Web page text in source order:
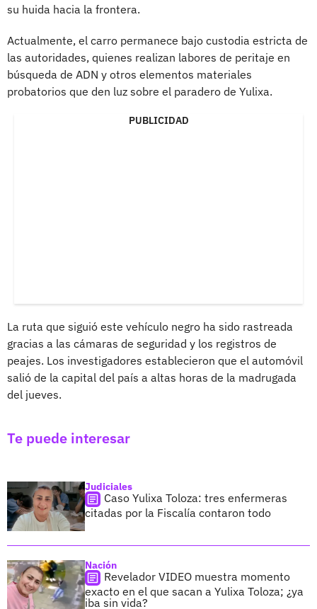
su huida hacia la frontera.
Actualmente, el carro permanece bajo custodia estricta de
las autoridades, quienes realizan labores de peritaje en
búsqueda de ADN y otros elementos materiales
probatorios que den luz sobre el paradero de Yulixa.
PUBLICIDAD
La ruta que siguió este vehículo negro ha sido rastreada
gracias a las cámaras de seguridad y los registros de
peajes. Los investigadores establecieron que el automóvil
salió de la capital del país a altas horas de la madrugada
del jueves.
Te puede interesar
Judiciales
Caso Yulixa Toloza: tres enfermeras
citadas por la Fiscalía contaron todo
Nación
Revelador VIDEO muestra momento
exacto en el que sacan a Yulixa Toloza; ¿ya
iba sin vida?